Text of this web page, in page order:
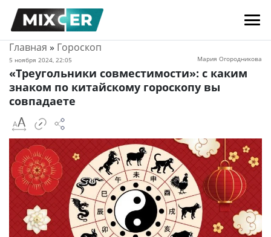
Главная » Гороскоп
5 ноября 2024, 22:05 Мария Огородникова
«Треугольники совместимости»: с каким
знаком по китайскому гороскопу вы
совпадаете